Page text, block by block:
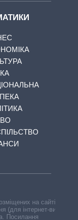
на сайті,
(для інтернет-видань
Посилання